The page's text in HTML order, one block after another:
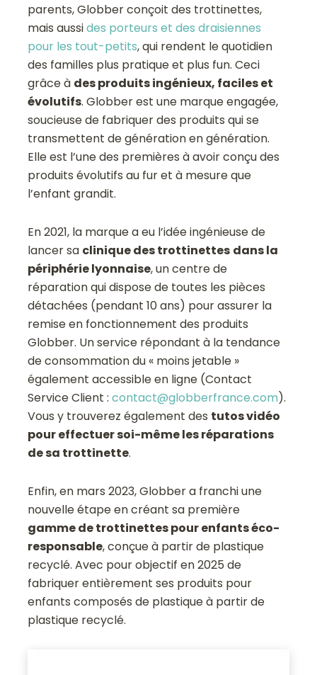
parents, Globber conçoit des trottinettes,
mais aussides porteurs et des draisiennes
pour les tout-petits, qui rendent le quotidien
des familles plus pratique et plus fun. Ceci
grâce à des produits ingénieux, faciles et
évolutifs. Globber est une marque engagée,
soucieuse de fabriquer des produits qui se
transmettent de génération en génération.
Elle est l’une des premières à avoir conçu des
produits évolutifs au fur et à mesure que
l’enfant grandit.
En 2021, la marque a eu l’idée ingénieuse de
lancer sa clinique des trottinettes dans la
périphérie lyonnaise, un centre de
réparation qui dispose de toutes les pièces
détachées (pendant 10 ans) pour assurer la
remise en fonctionnement des produits
Globber. Un service répondant à la tendance
de consommation du « moins jetable »
également accessible en ligne (Contact
Service Client :contact@globberfrance.com).
Vous y trouverez également des tutos vidéo
pour effectuer soi-même les réparations
de sa trottinette.
Enfin, en mars 2023, Globber a franchi une
nouvelle étape en créant sa première
gamme de trottinettes pour enfants éco-
responsable, conçue à partir de plastique
recyclé. Avec pour objectif en 2025 de
fabriquer entièrement ses produits pour
enfants composés de plastique à partir de
plastique recyclé.